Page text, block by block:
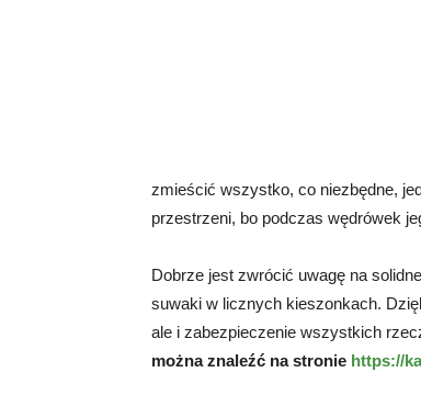
zmieścić wszystko, co niezbędne,
przestrzeni, bo podczas wędrówek
Dobrze jest zwrócić uwagę na
suwaki w licznych kieszonkach.
ale i zabezpieczenie wszystkich
można znaleźć na stronie https://